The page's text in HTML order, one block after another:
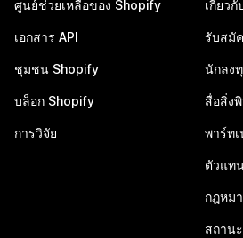
ศูนย์ช่วยเหลือของ Shopify
เอกสาร API
ชุมชน Shopify
บล็อก Shopify
การวิจัย
เกี่ยวกั
รับสมั
นักลง
สื่อสิ่ง
พาร์ทเ
ตัวแท
กฎหม
สถาน